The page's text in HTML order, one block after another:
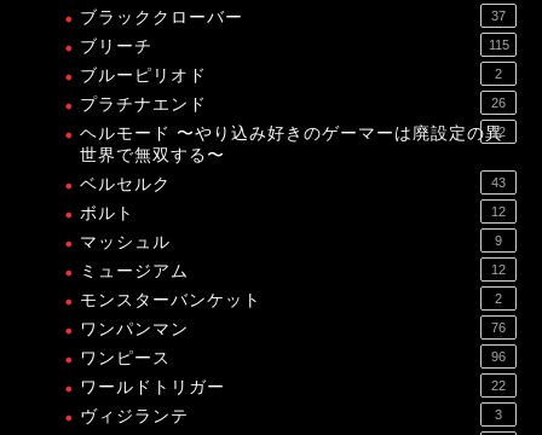
ブラッククローバー 37
ブリーチ 115
ブルーピリオド 2
プラチナエンド 26
ヘルモード 〜やり込み好きのゲーマーは廃設定の異
世界で無双する〜
12
ベルセルク 43
ボルト 12
マッシュル 9
ミュージアム 12
モンスターバンケット 2
ワンパンマン 76
ワンピース 96
ワールドトリガー 22
ヴィジランテ 3